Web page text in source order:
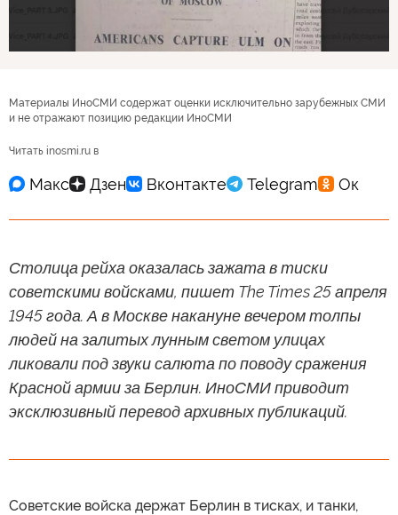
Материалы ИноСМИ содержат оценки исключительно зарубежных СМИ
и не отражают позицию редакции ИноСМИ
Читать inosmi.ru в
Столица рейха оказалась зажата в тиски
советскими войсками, пишет The Times 25 апреля
1945 года. А в Москве накануне вечером толпы
людей на залитых лунным светом улицах
ликовали под звуки салюта по поводу сражения
Красной армии за Берлин. ИноСМИ приводит
эксклюзивный перевод архивных публикаций.
Советские войска держат Берлин в тисках, и танки,